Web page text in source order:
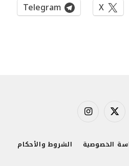
X
Telegram
X الانستغرام
الخصوصية الشروط والأحكام